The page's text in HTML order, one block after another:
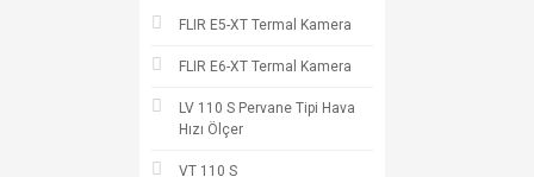
FLIR E5-XT Termal Kamera
FLIR E6-XT Termal Kamera
LV 110 S Pervane Tipi Hava
Hızı Ölçer
VT 110 S